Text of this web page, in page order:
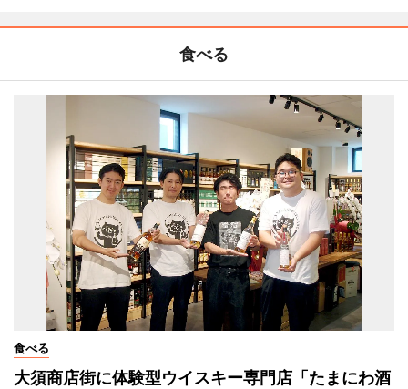
食べる
食べる
大須商店街に体験型ウイスキー専門店「たまにわ酒